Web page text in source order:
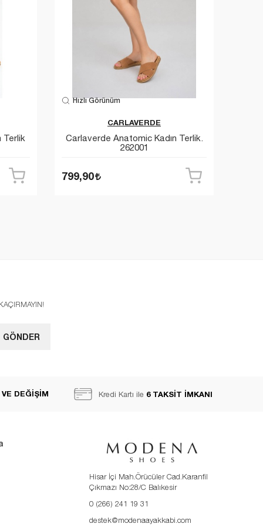
Terlik
Hızlı Görünüm
CARLAVERDE
Carlaverde Anatomic Kadın Terlik.
262001
799,90
GÖNDER
VE DEĞİŞİM Kredi Kartı ile 6 TAKSİT İMKANI
Hisar İçi Mah.Örücüler Cad.Karanfil
Çıkmazı No:28/C Balıkesir
0 (266) 241 19 31
destek@modenaayakkabi.com